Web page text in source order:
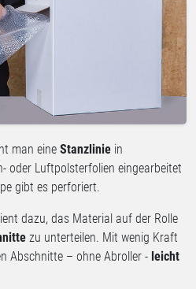
man eine Stanzlinie in
oder Luftpolsterfolien eingearbeitet
gibt es perforiert.
dazu, das Material auf der Rolle
zu unterteilen. Mit wenig Kraft
Abschnitte – ohne Abroller - leicht